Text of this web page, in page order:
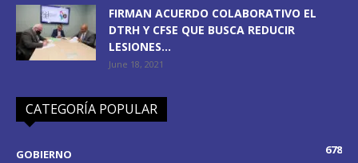
FIRMAN ACUERDO COLABORATIVO EL
DTRH Y CFSE QUE BUSCA REDUCIR
LESIONES...
June 18, 2021
CATEGORÍA POPULAR
GOBIERNO
678